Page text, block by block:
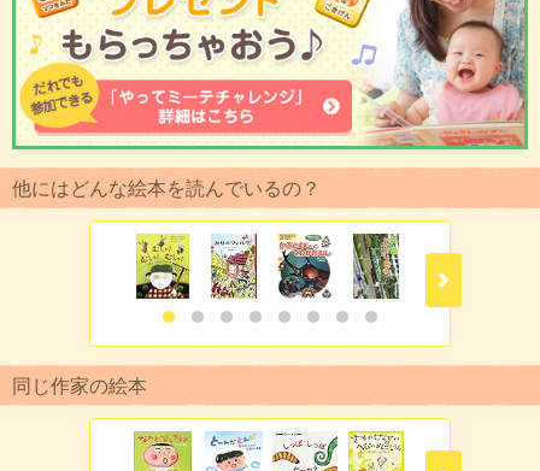
他にはどんな絵本を読んでいるの？
同じ作家の絵本